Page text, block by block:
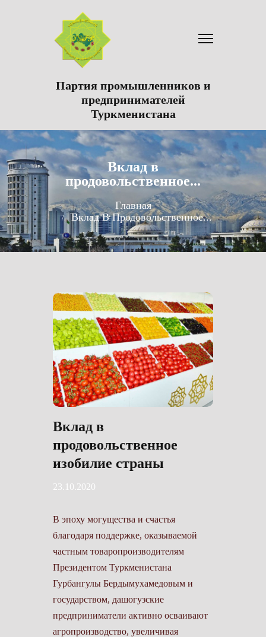
Партия промышленников и
предпринимателей
Туркменистана
Вклад в
продовольственное...
Главная
Вклад В Продовольственное...
Вклад в
продовольственное
изобилие страны
23.10.2020
В эпоху могущества и счастья
благодаря поддержке, оказываемой
частным товаропроизводителям
Президентом Туркменистана
Гурбангулы Бердымухамедовым и
государством, дашогузские
предприниматели активно осваивают
агропроизводство, увеличивая